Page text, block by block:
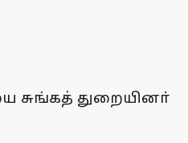
சுங்கத் துறையினா்